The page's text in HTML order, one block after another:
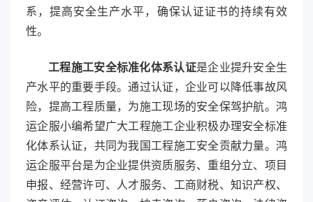
系，提高安全生产水平，确保认证证书的持续有效
性。
工程施工安全标准化体系认证是企业提升安全生
产水平的重要手段。通过认证，企业可以降低事故风
险，提高工程质量，为施工现场的安全保驾护航。鸿
运企服小编希望广大工程施工企业积极办理安全标准
化体系认证，共同为我国工程施工安全贡献力量。鸿
运企服平台是为企业提供资质服务、重组分立、项目
申报、经营许可、人才服务、工商财税、知识产权、